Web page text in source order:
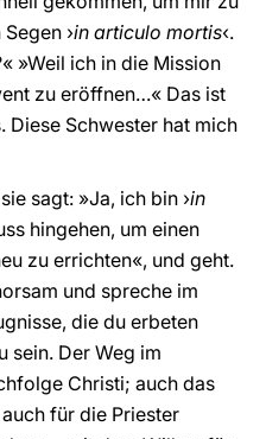
›in articulo mortis‹.
»Weil ich in die Mission
zu eröffnen…« Das ist
Diese Schwester hat mich
sagt: »Ja, ich bin ›in
hingehen, um einen
zu errichten«, und geht.
und spreche im
die du erbeten
sein. Der Weg im
Christi; auch das
für die Priester